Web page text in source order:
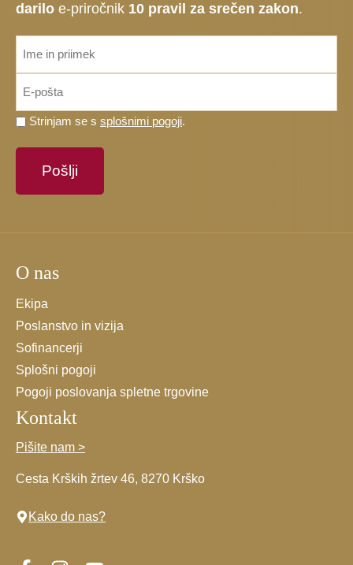
darilo e-priročnik 10 pravil za srečen zakon.
Prosimo,
strinjate
*
Strinjam se s splošnimi pogoji.
O nas
Ekipa
Poslanstvo in vizija
Sofinancerji
Splošni pogoji
Pogoji poslovanja spletne trgovine
Kontakt
Pišite nam >
Cesta Krških žrtev 46, 8270 Krško
Kako do nas?